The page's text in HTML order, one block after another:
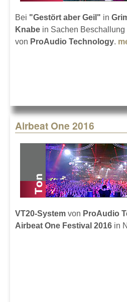
Bei "Gestört aber Geil" in
Knabe in Sachen Beschallung
von ProAudio Technology.
Airbeat One 2016
VT20-System von ProAudio
Airbeat One Festival 2016 in